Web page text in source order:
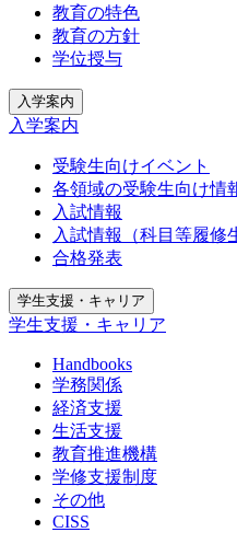
教育の特色
教育の方針
学位授与
入学案内
入学案内
受験生向けイベント
各領域の受験生向け情
入試情報
入試情報（科目等履修
合格発表
学生支援・キャリア
学生支援・キャリア
Handbooks
学務関係
経済支援
生活支援
教育推進機構
学修支援制度
その他
CISS